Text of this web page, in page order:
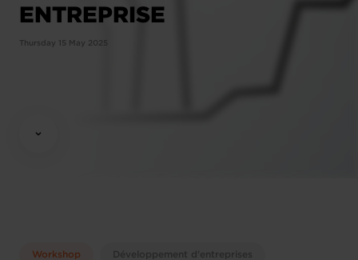
ENTREPRISE
Thursday 15 May 2025
Workshop Développement d'entreprises